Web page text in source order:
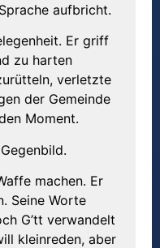
aufbricht.
Er griff
zu harten
verletzte
der Gemeinde
Moment.
machen. Er
Seine Worte
G’tt verwandelt
kleinreden, aber